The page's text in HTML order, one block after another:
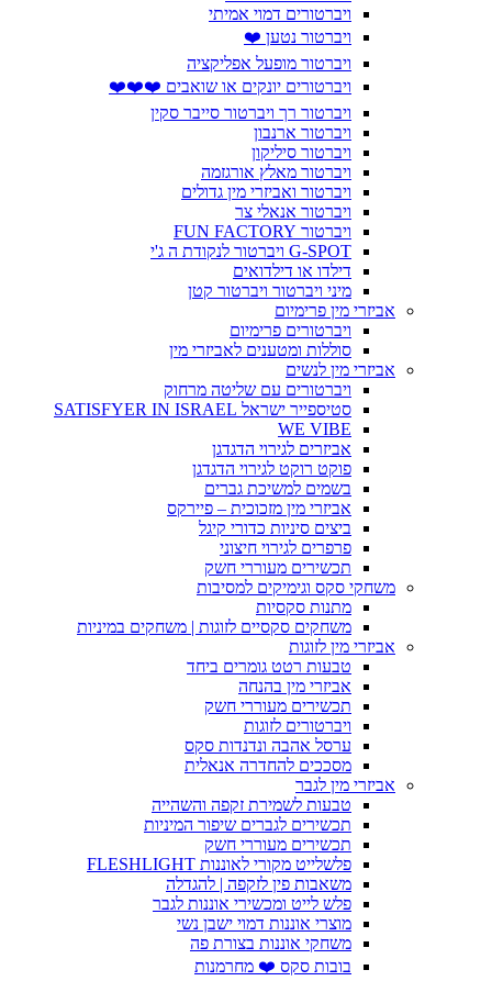
ויברטורים דמוי אמיתי
ויברטור נטען ❤️
ויברטור מופעל אפליקציה
ויברטורים יונקים או שואבים ❤️❤️❤️
ויברטור רך ויברטור סייבר סקין
ויברטור ארנבון
ויברטור סיליקון
ויברטור מאלץ אורגזמה
ויברטור ואביזרי מין גדולים
ויברטור אנאלי צר
ויברטור FUN FACTORY
G-SPOT ויברטור לנקודת ה ג'י
דילדו או דילדואים
מיני ויברטור ויברטור קטן
אביזרי מין פרימיום
ויברטורים פרימיום
סוללות ומטענים לאביזרי מין
אביזרי מין לנשים
ויברטורים עם שליטה מרחוק
סטיספייר ישראל SATISFYER IN ISRAEL
WE VIBE
אביזרים לגירוי הדגדגן
פוקט רוקט לגירוי הדגדגן
בשמים למשיכת גברים
אביזרי מין מזכוכית – פיירקס
ביצים סיניות כדורי קיגל
פרפרים לגירוי חיצוני
תכשירים מעוררי חשק
משחקי סקס וגימיקים למסיבות
מתנות סקסיות
משחקים סקסיים לזוגות | משחקים במיניות
אביזרי מין לזוגות
טבעות רטט גומרים ביחד
אביזרי מין בהנחה
תכשירים מעוררי חשק
ויברטורים לזוגות
ערסל אהבה ונדנדות סקס
מסככים להחדרה אנאלית
אביזרי מין לגבר
טבעות לשמירת זקפה והשהייה
תכשירים לגברים שיפור המיניות
תכשירים מעוררי חשק
פלשלייט מקורי לאוננות FLESHLIGHT
משאבות פין לזקפה | להגדלה
פלש לייט ומכשירי אוננות לגבר
מוצרי אוננות דמוי ישבן נשי
משחקי אוננות בצורת פה
בובות סקס ❤️ מחרמנות